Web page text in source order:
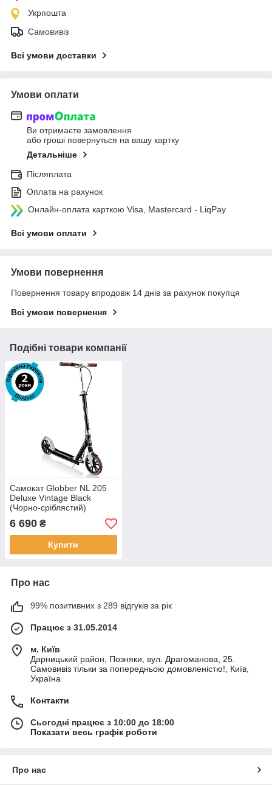
Укрпошта
Самовивіз
Всі умови доставки
Умови оплати
Ви отримаєте замовлення
або гроші повернуться на вашу картку
Детальніше
Післяплата
Оплата на рахунок
Онлайн-оплата карткою Visa, Mastercard - LiqPay
Всі умови оплати
Умови повернення
Повернення товару впродовж 14 днів за рахунок покупця
Всі умови повернення
Подібні товари компанії
Самокат Globber NL 205
Deluxe Vintage Black
(Чорно-сріблястий)
6 690 ₴
Купити
Про нас
99% позитивних з 289 відгуків за рік
Працює з 31.05.2014
м. Київ
Дарницький район, Позняки, вул. Драгоманова, 25.
Самовивіз тільки за попередньою домовленістю!, Київ,
Україна
Контакти
Сьогодні працює з 10:00 до 18:00
Показати весь графік роботи
Про нас